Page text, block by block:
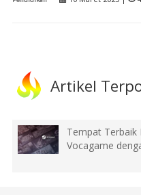
Artikel
Tempat Terbaik
Vocagame